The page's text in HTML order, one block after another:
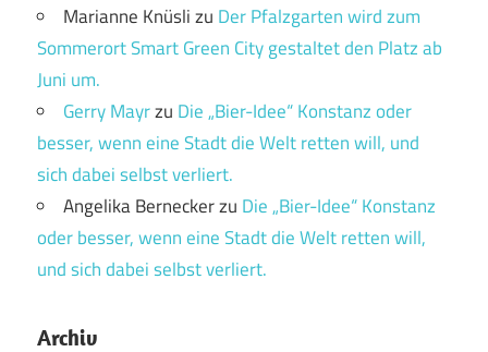
Marianne Knüslizu Der Pfalzgarten wird zum
Sommerort Smart Green City gestaltet den Platz ab
Juni um.
Gerry Mayrzu Die „Bier-Idee“ Konstanz oder
besser, wenn eine Stadt die Welt retten will, und
sich dabei selbst verliert.
Angelika Berneckerzu Die „Bier-Idee“ Konstanz
oder besser, wenn eine Stadt die Welt retten will,
und sich dabei selbst verliert.
Archiv